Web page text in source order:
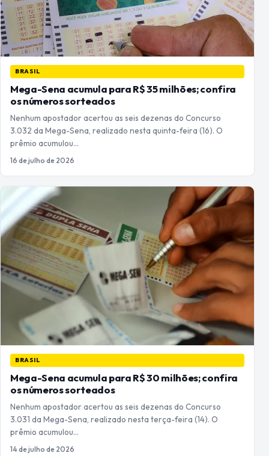
BRASIL
Mega-Sena acumula para R$ 35 milhões; confira
os números sorteados
Nenhum apostador acertou as seis dezenas do Concurso
3.032 da Mega-Sena, realizado nesta quinta-feira (16). O
prêmio acumulou…
16 de julho de 2026
BRASIL
Mega-Sena acumula para R$ 30 milhões; confira
os números sorteados
Nenhum apostador acertou as seis dezenas do Concurso
3.031 da Mega-Sena, realizado nesta terça-feira (14). O
prêmio acumulou…
14 de julho de 2026